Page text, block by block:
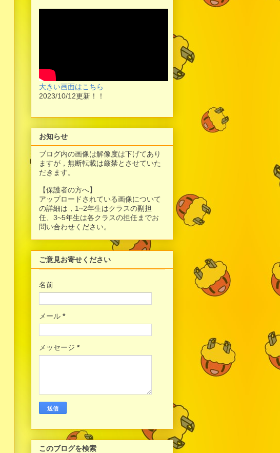
大きい画面はこちら
2023/10/12更新！！
お知らせ
ブログ内の画像は解像度は下げてあり
ますが， 無断転載は厳禁とさせていた
だきます。
【保護者の方へ】
アップロードされている画像について
の詳細は，1~2年生はクラスの副担
任、3~5年生は各クラスの担任までお
問い合わせください。
ご意見お寄せください
名前
メール *
メッセージ *
このブログを検索